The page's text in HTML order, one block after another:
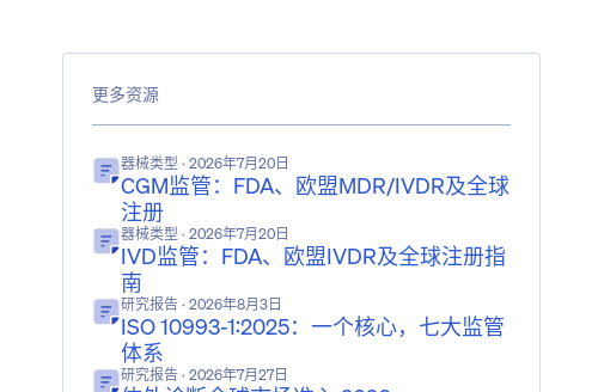
更多资源
器械类型 · 2026年7月20日
CGM监管：FDA、欧盟MDR/IVDR及全球
注册
器械类型 · 2026年7月20日
IVD监管：FDA、欧盟IVDR及全球注册指
南
研究报告 · 2026年8月3日
ISO 10993-1:2025：一个核心，七大监管
体系
研究报告 · 2026年7月27日